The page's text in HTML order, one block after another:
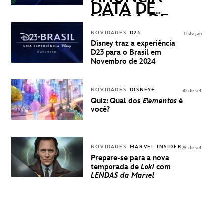
DATA DE
VENDA DE
INGRESSOS
PARA A D23
BRASIL -
UMA
DISNEY
NOVIDADES D23
Disney traz a experiência
D23 para o Brasil em
Novembro de 2024
11 de jan
NOVIDADES DISNEY+
Quiz: Qual dos Elementos é
você?
30 de set
NOVIDADES MARVEL INSIDER
Prepare-se para a nova
temporada de Loki com
LENDAS da Marvel
29 de set